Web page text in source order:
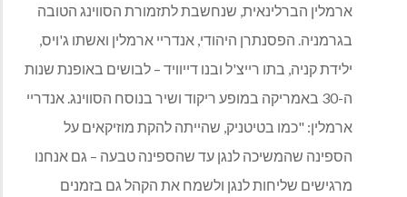
ארמלין הברלינאית, שנחשבת לתזמורת הסווינג הטובה
בגרמניה. הפסנתרן היהודי, אנדריי ארמלין ואשתו ג'ויס,
ילידת קניה, בתו רייצ'ל ובנו דייוויד – לבושים באופנת שנות
ה-30 באמריקה במופע ריקוד ושיר בנוסח הסווינג. אנדריי
ארמלין: "כמו בטיטניק, שהייתה להקת מוזיקאים על
הספינה שהמשיכה לנגן עד שהספינה טבעה – גם אנחנו
מרגישים שליחות לנגן ולשמח את הקהל גם בזמנים